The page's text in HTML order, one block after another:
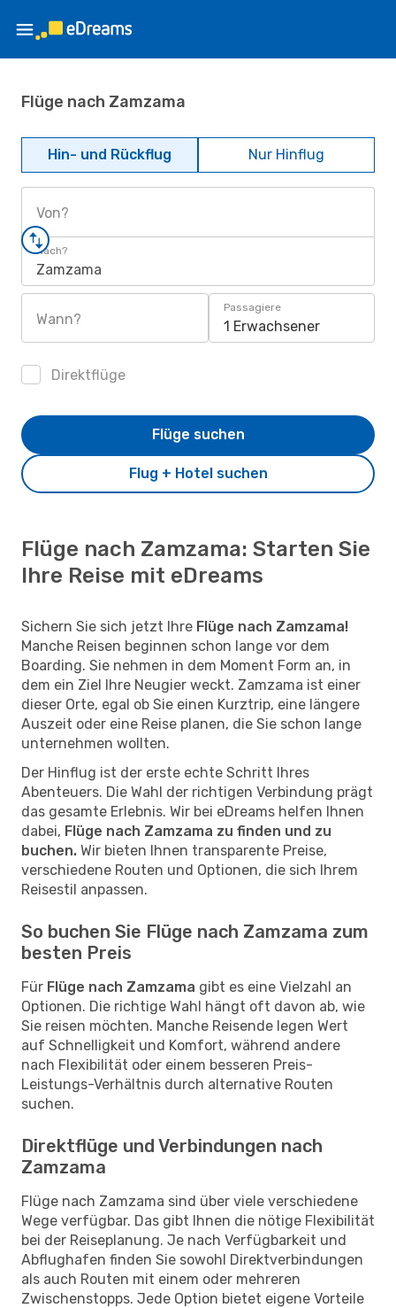
Flüge nach Zamzama
Hin- und Rückflug Nur Hinflug
Von?
Nach?
Zamzama
Wann?
Passagiere
1 Erwachsener
Direktflüge
Flug + Hotel suchen
Flüge suchen
Flüge nach Zamzama: Starten Sie
Ihre Reise mit eDreams
Sichern Sie sich jetzt Ihre Flüge nach Zamzama!
Manche Reisen beginnen schon lange vor dem
Boarding. Sie nehmen in dem Moment Form an, in
dem ein Ziel Ihre Neugier weckt. Zamzama ist einer
dieser Orte, egal ob Sie einen Kurztrip, eine längere
Auszeit oder eine Reise planen, die Sie schon lange
unternehmen wollten.
Der Hinflug ist der erste echte Schritt Ihres
Abenteuers. Die Wahl der richtigen Verbindung prägt
das gesamte Erlebnis. Wir bei eDreams helfen Ihnen
dabei, Flüge nach Zamzama zu finden und zu
buchen. Wir bieten Ihnen transparente Preise,
verschiedene Routen und Optionen, die sich Ihrem
Reisestil anpassen.
So buchen Sie Flüge nach Zamzama zum
besten Preis
Für Flüge nach Zamzama gibt es eine Vielzahl an
Optionen. Die richtige Wahl hängt oft davon ab, wie
Sie reisen möchten. Manche Reisende legen Wert
auf Schnelligkeit und Komfort, während andere
nach Flexibilität oder einem besseren Preis-
Leistungs-Verhältnis durch alternative Routen
suchen.
Direktflüge und Verbindungen nach
Zamzama
Flüge nach Zamzama sind über viele verschiedene
Wege verfügbar. Das gibt Ihnen die nötige Flexibilität
bei der Reiseplanung. Je nach Verfügbarkeit und
Abflughafen finden Sie sowohl Direktverbindungen
als auch Routen mit einem oder mehreren
Zwischenstopps. Jede Option bietet eigene Vorteile